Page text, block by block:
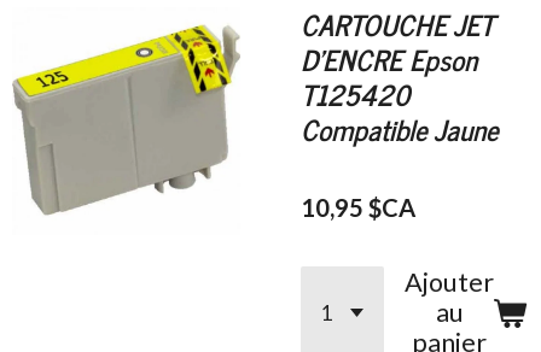
CARTOUCHE JET
D'ENCRE Epson
T125420
Compatible Jaune
10,95 $CA
Ajouter
au
panier